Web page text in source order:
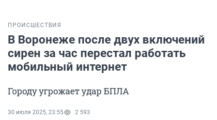
ПРОИСШЕСТВИЯ
В Воронеже после двух включений
сирен за час перестал работать
мобильный интернет
Городу угрожает удар БПЛА
30 июля 2025, 23:55 2 593